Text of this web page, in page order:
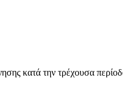
κατά την τρέχουσα